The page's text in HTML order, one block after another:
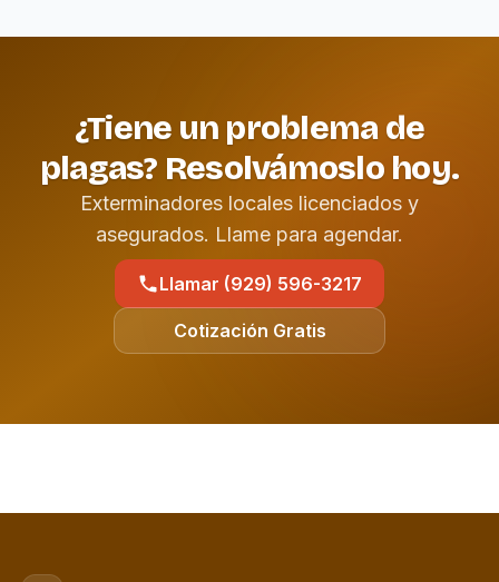
¿Tiene un problema de
plagas? Resolvámoslo hoy.
Exterminadores locales licenciados y
asegurados. Llame para agendar.
Llamar (929) 596-3217
Cotización Gratis